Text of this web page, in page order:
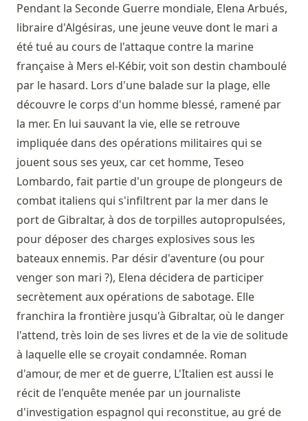
Pendant la Seconde Guerre mondiale, Elena Arbués,
libraire d'Algésiras, une jeune veuve dont le mari a
été tué au cours de l'attaque contre la marine
française à Mers el-Kébir, voit son destin chamboulé
par le hasard. Lors d'une balade sur la plage, elle
découvre le corps d'un homme blessé, ramené par
la mer. En lui sauvant la vie, elle se retrouve
impliquée dans des opérations militaires qui se
jouent sous ses yeux, car cet homme, Teseo
Lombardo, fait partie d'un groupe de plongeurs de
combat italiens qui s'infiltrent par la mer dans le
port de Gibraltar, à dos de torpilles autopropulsées,
pour déposer des charges explosives sous les
bateaux ennemis. Par désir d'aventure (ou pour
venger son mari ?), Elena décidera de participer
secrètement aux opérations de sabotage. Elle
franchira la frontière jusqu'à Gibraltar, où le danger
l'attend, très loin de ses livres et de la vie de solitude
à laquelle elle se croyait condamnée. Roman
d'amour, de mer et de guerre, L'Italien est aussi le
récit de l'enquête menée par un journaliste
d'investigation espagnol qui reconstitue, au gré de